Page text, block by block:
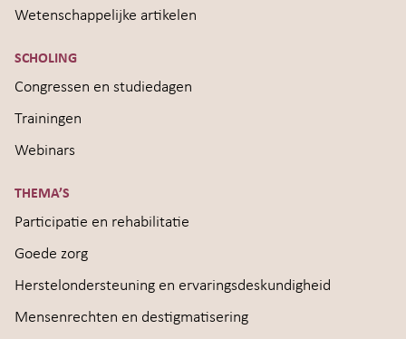
Wetenschappelijke artikelen
SCHOLING
Congressen en studiedagen
Trainingen
Webinars
THEMA’S
Participatie en rehabilitatie
Goede zorg
Herstelondersteuning en ervaringsdeskundigheid
Mensenrechten en destigmatisering